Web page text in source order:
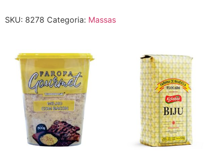
SKU: 8278 Categoria: Massas